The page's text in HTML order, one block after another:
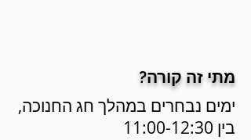
מתי זה קורה?
ימים נבחרים במהלך חג החנוכה,
בין 11:00-12:30